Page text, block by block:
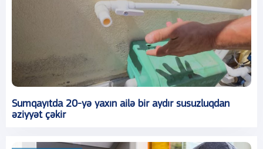
Sumqayıtda 20-yə yaxın ailə bir aydır susuzluqdan
əziyyət çəkir